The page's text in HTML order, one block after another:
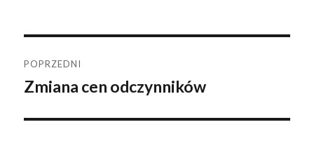
Nawigacja
wpisu
POPRZEDNI
Poprzedni
Zmiana cen odczynników